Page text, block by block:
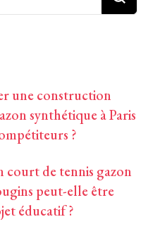
une construction
synthétique à Paris
?
de tennis gazon
peut-elle être
éducatif ?